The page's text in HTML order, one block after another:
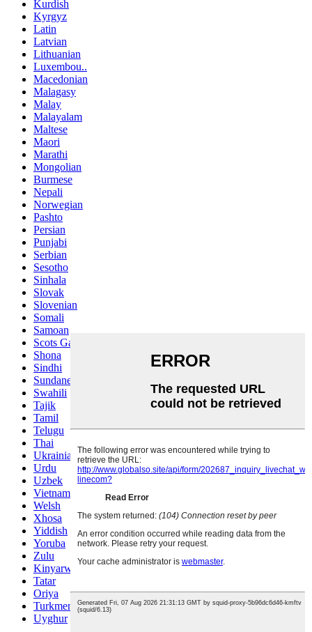
Kurdish
Kyrgyz
Latin
Latvian
Lithuanian
Luxembou..
Macedonian
Malagasy
Malay
Malayalam
Maltese
Maori
Marathi
Mongolian
Burmese
Nepali
Norwegian
Pashto
Persian
Punjabi
Serbian
Sesotho
Sinhala
Slovak
Slovenian
Somali
Samoan
Scots Gaelic
Shona
Sindhi
Sundanese
Swahili
Tajik
Tamil
Telugu
Thai
Ukrainian
Urdu
Uzbek
Vietnamese
Welsh
Xhosa
Yiddish
Yoruba
Zulu
Kinyarwanda
Tatar
Oriya
Turkmen
Uyghur